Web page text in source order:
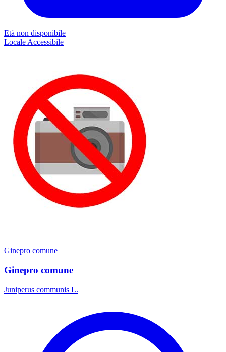
Età non disponibile
Locale Accessibile
Ginepro comune
Ginepro comune
Juniperus communis L.